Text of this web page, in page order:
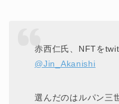
赤西仁氏、NFTを
@Jin_Akanishi
選んだのはルパン三